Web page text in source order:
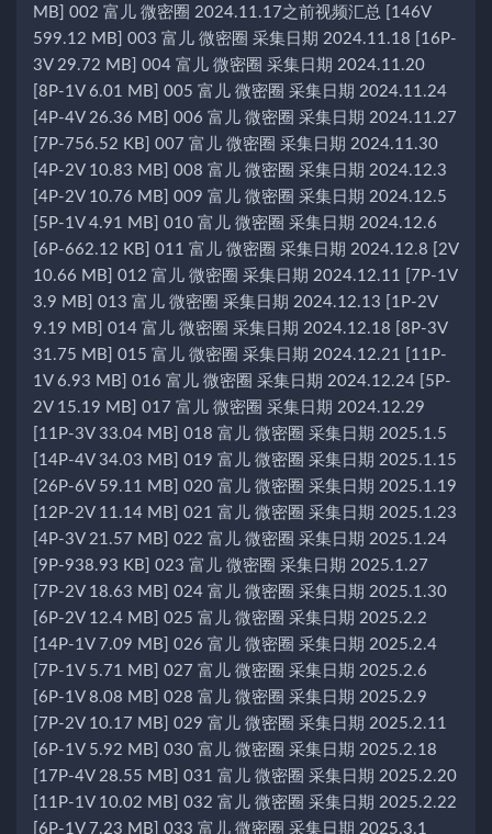
MB] 002 富儿 微密圈 2024.11.17之前视频汇总 [146V
599.12 MB] 003 富儿 微密圈 采集日期 2024.11.18 [16P-
3V 29.72 MB] 004 富儿 微密圈 采集日期 2024.11.20
[8P-1V 6.01 MB] 005 富儿 微密圈 采集日期 2024.11.24
[4P-4V 26.36 MB] 006 富儿 微密圈 采集日期 2024.11.27
[7P-756.52 KB] 007 富儿 微密圈 采集日期 2024.11.30
[4P-2V 10.83 MB] 008 富儿 微密圈 采集日期 2024.12.3
[4P-2V 10.76 MB] 009 富儿 微密圈 采集日期 2024.12.5
[5P-1V 4.91 MB] 010 富儿 微密圈 采集日期 2024.12.6
[6P-662.12 KB] 011 富儿 微密圈 采集日期 2024.12.8 [2V
10.66 MB] 012 富儿 微密圈 采集日期 2024.12.11 [7P-1V
3.9 MB] 013 富儿 微密圈 采集日期 2024.12.13 [1P-2V
9.19 MB] 014 富儿 微密圈 采集日期 2024.12.18 [8P-3V
31.75 MB] 015 富儿 微密圈 采集日期 2024.12.21 [11P-
1V 6.93 MB] 016 富儿 微密圈 采集日期 2024.12.24 [5P-
2V 15.19 MB] 017 富儿 微密圈 采集日期 2024.12.29
[11P-3V 33.04 MB] 018 富儿 微密圈 采集日期 2025.1.5
[14P-4V 34.03 MB] 019 富儿 微密圈 采集日期 2025.1.15
[26P-6V 59.11 MB] 020 富儿 微密圈 采集日期 2025.1.19
[12P-2V 11.14 MB] 021 富儿 微密圈 采集日期 2025.1.23
[4P-3V 21.57 MB] 022 富儿 微密圈 采集日期 2025.1.24
[9P-938.93 KB] 023 富儿 微密圈 采集日期 2025.1.27
[7P-2V 18.63 MB] 024 富儿 微密圈 采集日期 2025.1.30
[6P-2V 12.4 MB] 025 富儿 微密圈 采集日期 2025.2.2
[14P-1V 7.09 MB] 026 富儿 微密圈 采集日期 2025.2.4
[7P-1V 5.71 MB] 027 富儿 微密圈 采集日期 2025.2.6
[6P-1V 8.08 MB] 028 富儿 微密圈 采集日期 2025.2.9
[7P-2V 10.17 MB] 029 富儿 微密圈 采集日期 2025.2.11
[6P-1V 5.92 MB] 030 富儿 微密圈 采集日期 2025.2.18
[17P-4V 28.55 MB] 031 富儿 微密圈 采集日期 2025.2.20
[11P-1V 10.02 MB] 032 富儿 微密圈 采集日期 2025.2.22
[6P-1V 7.23 MB] 033 富儿 微密圈 采集日期 2025.3.1